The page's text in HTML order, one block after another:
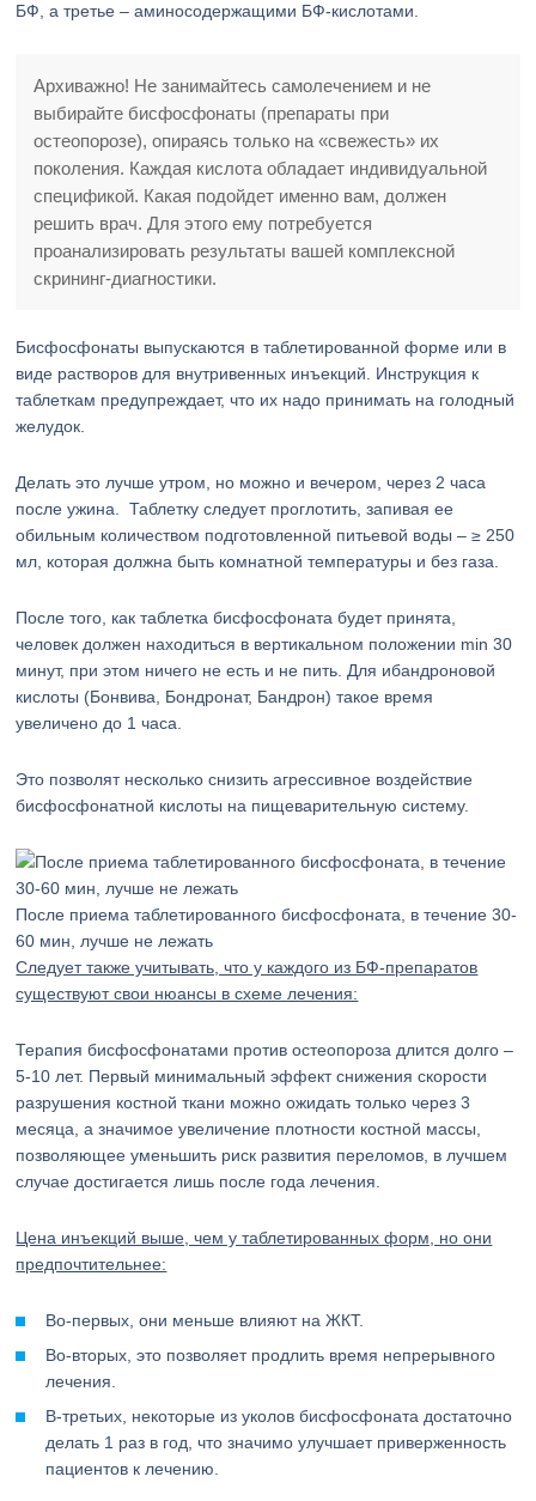
БФ, а третье – аминосодержащими БФ-кислотами.
Архиважно! Не занимайтесь самолечением и не
выбирайте бисфосфонаты (препараты при
остеопорозе), опираясь только на «свежесть» их
поколения. Каждая кислота обладает индивидуальной
спецификой. Какая подойдет именно вам, должен
решить врач. Для этого ему потребуется
проанализировать результаты вашей комплексной
скрининг-диагностики.
Бисфосфонаты выпускаются в таблетированной форме или в
виде растворов для внутривенных инъекций. Инструкция к
таблеткам предупреждает, что их надо принимать на голодный
желудок.
Делать это лучше утром, но можно и вечером, через 2 часа
после ужина. Таблетку следует проглотить, запивая ее
обильным количеством подготовленной питьевой воды – ≥ 250
мл, которая должна быть комнатной температуры и без газа.
После того, как таблетка бисфосфоната будет принята,
человек должен находиться в вертикальном положении min 30
минут, при этом ничего не есть и не пить. Для ибандроновой
кислоты (Бонвива, Бондронат, Бандрон) такое время
увеличено до 1 часа.
Это позволят несколько снизить агрессивное воздействие
бисфосфонатной кислоты на пищеварительную систему.
После приема таблетированного бисфосфоната, в течение 30-
60 мин, лучше не лежать
Следует также учитывать, что у каждого из БФ-препаратов
существуют свои нюансы в схеме лечения:
Терапия бисфосфонатами против остеопороза длится долго –
5-10 лет. Первый минимальный эффект снижения скорости
разрушения костной ткани можно ожидать только через 3
месяца, а значимое увеличение плотности костной массы,
позволяющее уменьшить риск развития переломов, в лучшем
случае достигается лишь после года лечения.
Цена инъекций выше, чем у таблетированных форм, но они
предпочтительнее:
Во-первых, они меньше влияют на ЖКТ.
Во-вторых, это позволяет продлить время непрерывного
лечения.
В-третьих, некоторые из уколов бисфосфоната достаточно
делать 1 раз в год, что значимо улучшает приверженность
пациентов к лечению.